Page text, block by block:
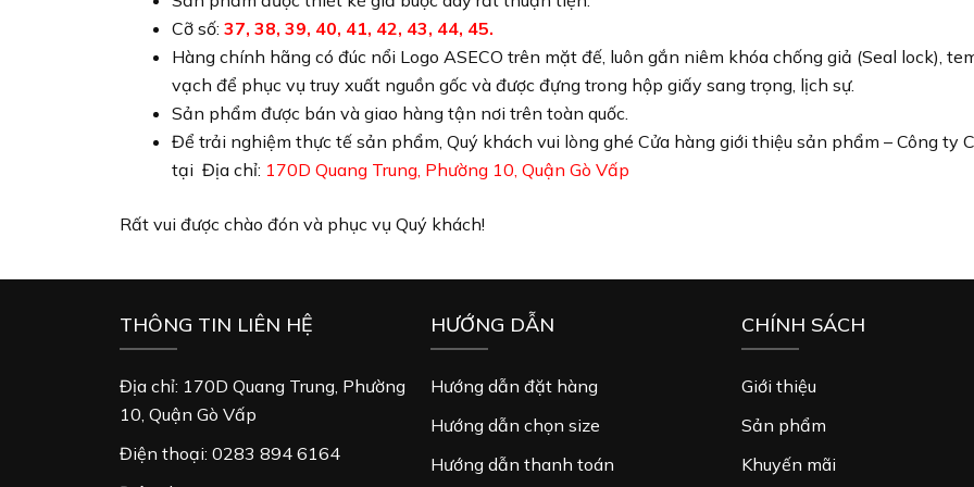
Cỡ số: 37, 38, 39, 40, 41, 42, 43, 44, 45.
Hàng chính hãng có đúc nổi Logo ASECO trên mặt đế, luôn gắn niêm khóa chống giả (Seal lock),
vạch để phục vụ truy xuất nguồn gốc và được đựng trong hộp giấy sang trọng, lịch sự.
Sản phẩm được bán và giao hàng tận nơi trên toàn quốc.
Để trải nghiệm thực tế sản phẩm, Quý khách vui lòng ghé Cửa hàng giới thiệu sản phẩm – Công ty
tại Địa chỉ: 170D Quang Trung, Phường 10, Quận Gò Vấp
Rất vui được chào đón và phục vụ Quý khách!
THÔNG TIN LIÊN HỆ
Địa chỉ: 170D Quang Trung, Phường
10, Quận Gò Vấp
Điện thoại: 0283 894 6164
HƯỚNG DẪN
Hướng dẫn đặt hàng
Hướng dẫn chọn size
Hướng dẫn thanh toán
CHÍNH SÁCH
Giới thiệu
Sản phẩm
Khuyến mãi